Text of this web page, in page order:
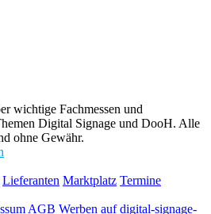
wichtige Fachmessen und
Digital Signage und DooH. Alle
ohne Gewähr.
Lieferanten Marktplatz Termine
AGB Werben auf digital-signage-